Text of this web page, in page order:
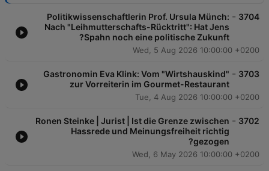
3704
-
Politikwissenschaftlerin Prof. Ursula Münch:
Nach "Leihmutterschafts-Rücktritt": Hat Jens
Spahn noch eine politische Zukunft?
Wed, 5 Aug 2026 10:00:00 +0200
3703
-
Gastronomin Eva Klink: Vom "Wirtshauskind"
zur Vorreiterin im Gourmet-Restaurant
Tue, 4 Aug 2026 10:00:00 +0200
3702
-
Ronen Steinke | Jurist | Ist die Grenze zwischen
Hassrede und Meinungsfreiheit richtig
gezogen?
Wed, 6 May 2026 10:00:00 +0200